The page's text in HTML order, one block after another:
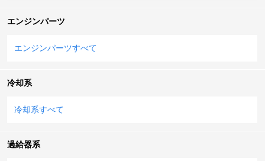
エンジンパーツ
エンジンパーツすべて
冷却系
冷却系すべて
過給器系